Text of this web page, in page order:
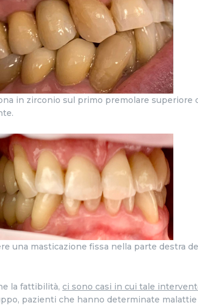
in zirconio sul primo premolare superiore
una masticazione fissa nella parte destra
la fattibilità, ci sono casi in cui tale
pazienti che hanno determinate